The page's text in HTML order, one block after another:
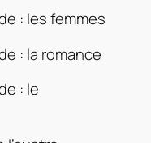
: les femmes
: la romance
: le